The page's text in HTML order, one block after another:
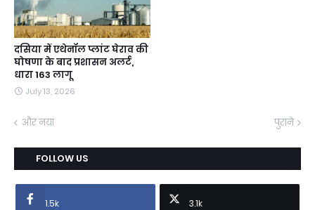
दसिया में एथेनॉल प्लांट घेराव की
घोषणा के बाद प्रशासन अलर्ट,
धारा 163 लागू
July 13, 2026
और नया पुराने
FOLLOW US
1.5k 3.1k